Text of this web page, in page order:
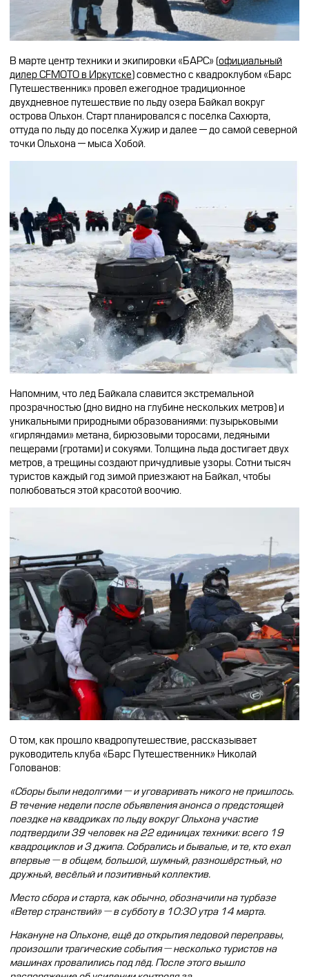
CFMOTO ФИНАНС
ЛИЗИНГ
СТАТЬ ПОСТАВЩИКОМ
Дилеры
Найти дилера
Стать дилером
Конфигуратор
В марте центр техники и экипировки «БАРС» (официальный
дилер CFMOTO в Иркутске) совместно с квадроклубом «Барс
Путешественник» провёл ежегодное традиционное
двухдневное путешествие по льду озера Байкал вокруг
острова Ольхон. Старт планировался с посёлка Сахюрта,
оттуда по льду до посёлка Хужир и далее — до самой северной
точки Ольхона — мыса Хобой.
Напомним, что лёд Байкала славится экстремальной
прозрачностью (дно видно на глубине нескольких метров) и
уникальными природными образованиями: пузырьковыми
«гирляндами» метана, бирюзовыми торосами, ледяными
пещерами (гротами) и сокуями. Толщина льда достигает двух
метров, а трещины создают причудливые узоры. Сотни тысяч
туристов каждый год зимой приезжают на Байкал, чтобы
полюбоваться этой красотой воочию.
О том, как прошло квадропутешествие, рассказывает
руководитель клуба «Барс Путешественник» Николай
Голованов:
«Сборы были недолгими — и уговаривать никого не пришлось.
В течение недели после объявления анонса о предстоящей
поездке на квадриках по льду вокруг Ольхона участие
подтвердили 39 человек на 22 единицах техники: всего 19
квадроциклов и 3 джипа. Собрались и бывалые, и те, кто ехал
впервые — в общем, большой, шумный, разношёрстный, но
дружный, весёлый и позитивный коллектив.
Место сбора и старта, как обычно, обозначили на турбазе
«Ветер странствий» — в субботу в 10:30 утра 14 марта.
Накануне на Ольхоне, ещё до открытия ледовой переправы,
произошли трагические события — несколько туристов на
машинах провалились под лёд. После этого вышло